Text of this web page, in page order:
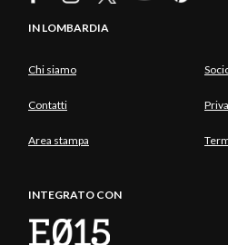
IN LOMBARDIA
Chi siamo
Contatti
Area stampa
INTEGRATO CON